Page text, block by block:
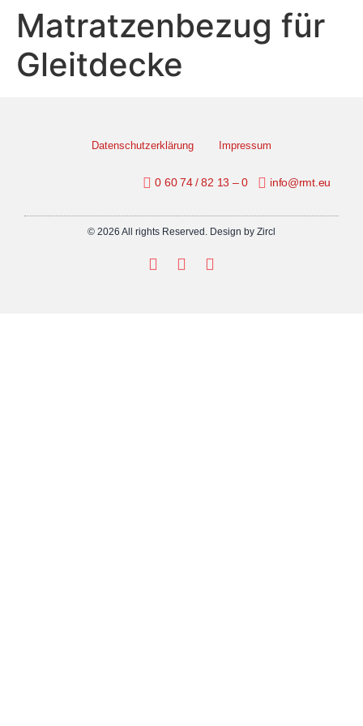
Matratzenbezug für
Gleitdecke
Datenschutzerklärung Impressum
0 60 74 / 82 13 – 0 info@rmt.eu
© 2026 All rights Reserved. Design by Zircl